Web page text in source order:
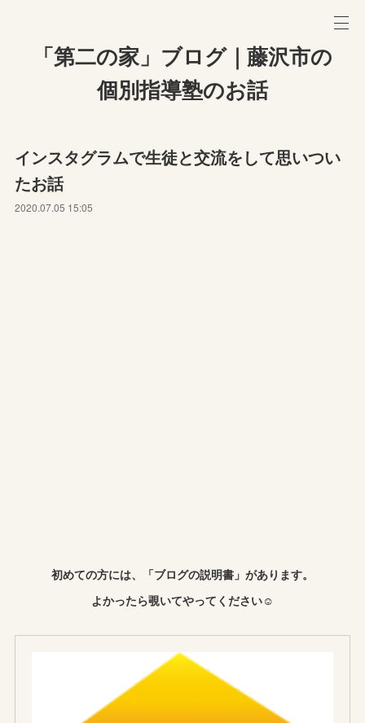
「第二の家」ブログ｜藤沢市の
個別指導塾のお話
インスタグラムで生徒と交流をして思いつい
たお話
2020.07.05 15:05
初めての方には、「ブログの説明書」があります。
よかったら覗いてやってください☺︎